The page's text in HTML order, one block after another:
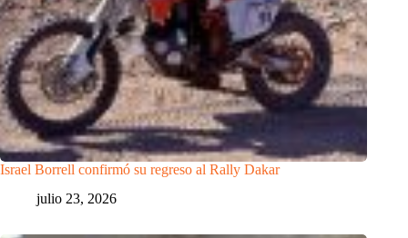
Israel Borrell confirmó su regreso al Rally Dakar
julio 23, 2026